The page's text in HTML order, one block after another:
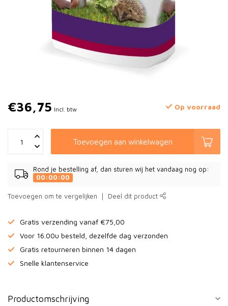
€36,75 Incl. btw Op voorraad
Toevoegen aan winkelwagen
Rond je bestelling af, dan sturen wij het vandaag nog op:
00:00:00
Toevoegen om te vergelijken Deel dit product
Gratis verzending vanaf €75,00
Voor 16.00u besteld, dezelfde dag verzonden
Gratis retourneren binnen 14 dagen
Snelle klantenservice
Productomschrijving